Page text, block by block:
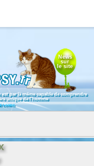
News
sur
le site
par là même capable de comprendre
unique de l'homme
Lorenz